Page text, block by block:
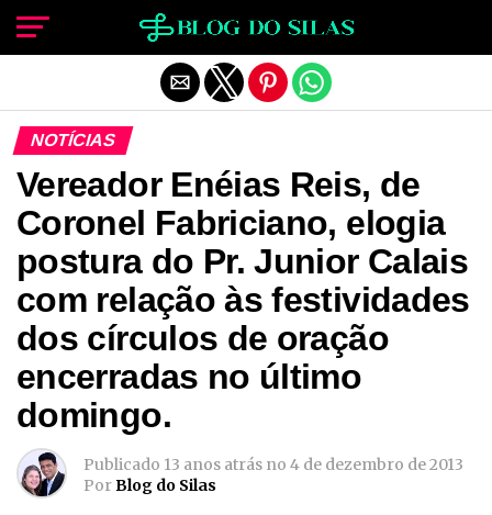
NOTÍCIAS
Vereador Enéias Reis, de
Coronel Fabriciano, elogia
postura do Pr. Junior Calais
com relação às festividades
dos círculos de oração
encerradas no último
domingo.
Publicado 13 anos atrás no 4 de dezembro de 2013
PorBlog do Silas
Sair da versão mobile